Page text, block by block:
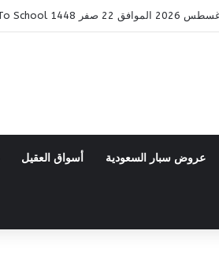
عروض سبار السعودية أسواق العقيل